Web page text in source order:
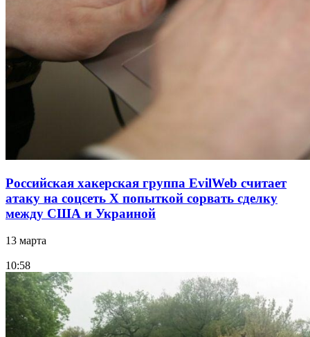
Российская хакерская группа EvilWeb считает
атаку на соцсеть Х попыткой сорвать сделку
между США и Украиной
13 марта
10:58